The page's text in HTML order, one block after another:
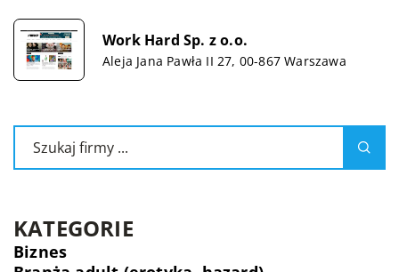
Work Hard Sp. z o.o.
Aleja Jana Pawła II 27, 00-867 Warszawa
KATEGORIE
Biznes